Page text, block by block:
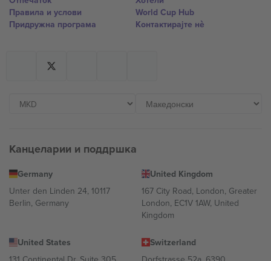
Правила и услови
Придружна програма
World Cup Hub
Контактирајте нѐ
Канцеларии и поддршка
Germany
Unter den Linden 24, 10117
Berlin, Germany
United Kingdom
167 City Road, London, Greater
London, EC1V 1AW, United
Kingdom
United States
Switzerland